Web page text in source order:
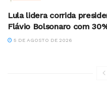
Lula lidera corrida
Flávio Bolsonaro com
5 DE AGOSTO DE 2026